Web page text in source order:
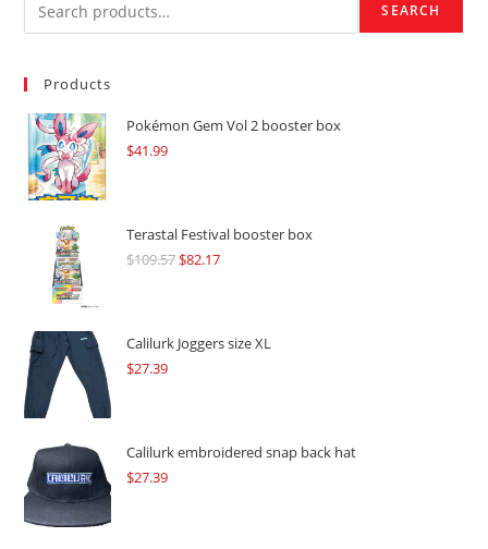
SEARCH
Products
Pokémon Gem Vol 2 booster box
$41.99
Terastal Festival booster box
$109.57Original
$109.57.
$82.17Current
$82.17.
Calilurk Joggers size XL
$27.39
Calilurk embroidered snap back hat
$27.39